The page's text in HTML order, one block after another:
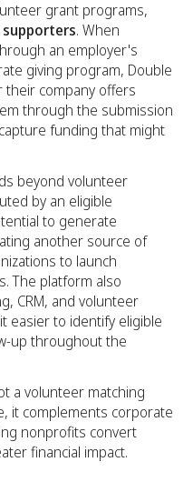
grant programs,
. When
an employer's
giving program, Double
company offers
through the submission
funding that might
beyond volunteer
by an eligible
to generate
another source of
to launch
The platform also
CRM, and volunteer
easier to identify eligible
up throughout the
a volunteer matching
it complements corporate
nonprofits convert
financial impact.